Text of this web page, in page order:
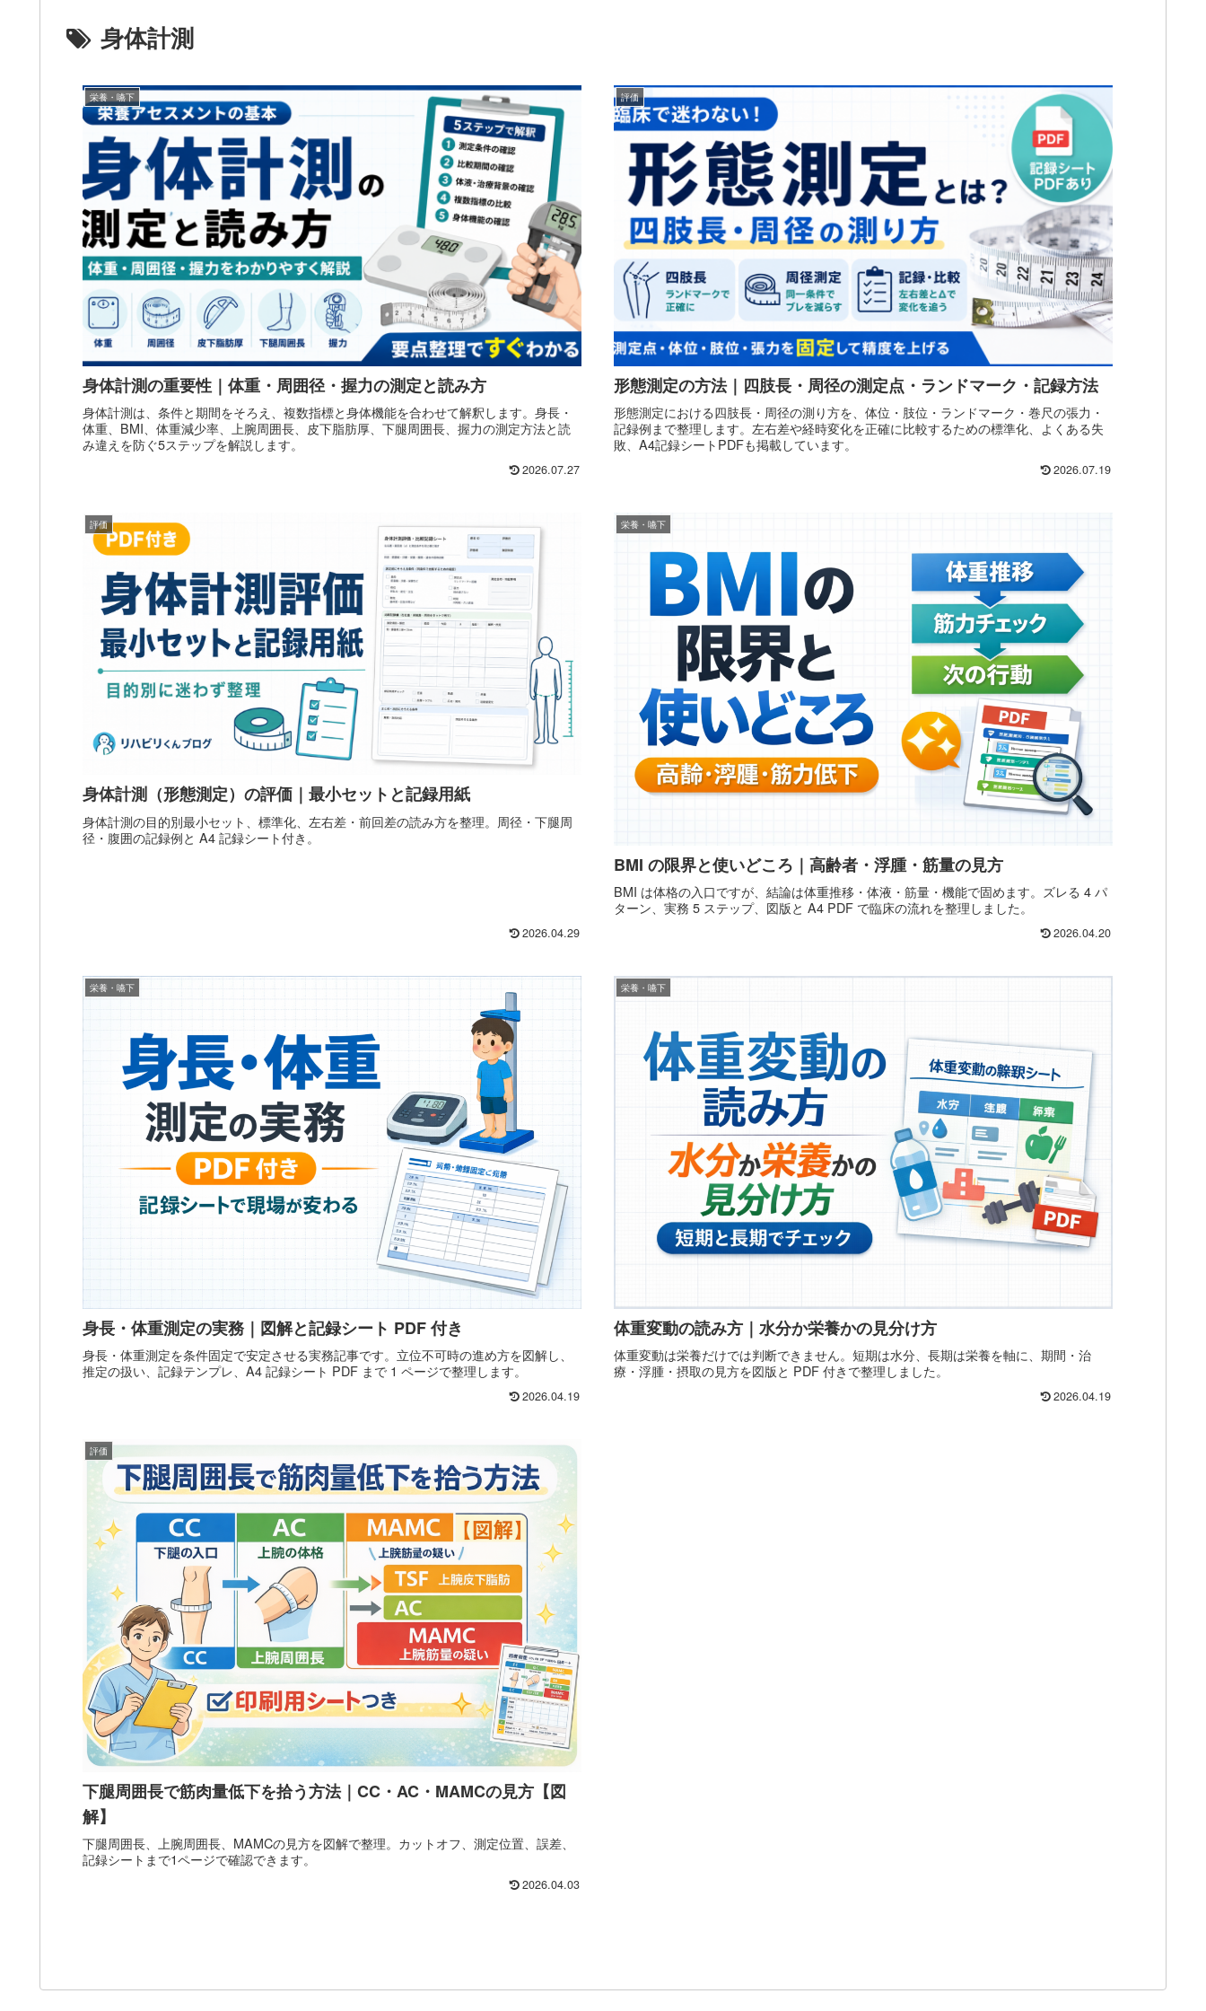
身体計測
栄養・嚥下
身体計測の重要性｜体重・周囲径・握力の測定と読み方
身体計測は、条件と期間をそろえ、複数指標と身体機能を合わせて解釈します。身長・
体重、BMI、体重減少率、上腕周囲長、皮下脂肪厚、下腿周囲長、握力の測定方法と読
み違えを防ぐ5ステップを解説します。
2026.07.27
評価
形態測定の方法｜四肢長・周径の測定点・ランドマーク・記録方法
形態測定における四肢長・周径の測り方を、体位・肢位・ランドマーク・巻尺の張力・
記録例まで整理します。左右差や経時変化を正確に比較するための標準化、よくある失
敗、A4記録シートPDFも掲載しています。
2026.07.19
評価
身体計測（形態測定）の評価｜最小セットと記録用紙
身体計測の目的別最小セット、標準化、左右差・前回差の読み方を整理。周径・下腿周
径・腹囲の記録例と A4 記録シート付き。
2026.04.29
栄養・嚥下
BMI の限界と使いどころ｜高齢者・浮腫・筋量の見方
BMI は体格の入口ですが、結論は体重推移・体液・筋量・機能で固めます。ズレる 4 パ
ターン、実務 5 ステップ、図版と A4 PDF で臨床の流れを整理しました。
2026.04.20
栄養・嚥下
身長・体重測定の実務｜図解と記録シート PDF 付き
身長・体重測定を条件固定で安定させる実務記事です。立位不可時の進め方を図解し、
推定の扱い、記録テンプレ、A4 記録シート PDF まで 1 ページで整理します。
2026.04.19
栄養・嚥下
体重変動の読み方｜水分か栄養かの見分け方
体重変動は栄養だけでは判断できません。短期は水分、長期は栄養を軸に、期間・治
療・浮腫・摂取の見方を図版と PDF 付きで整理しました。
2026.04.19
評価
下腿周囲長で筋肉量低下を拾う方法｜CC・AC・MAMCの見方【図
解】
下腿周囲長、上腕周囲長、MAMCの見方を図解で整理。カットオフ、測定位置、誤差、
記録シートまで1ページで確認できます。
2026.04.03